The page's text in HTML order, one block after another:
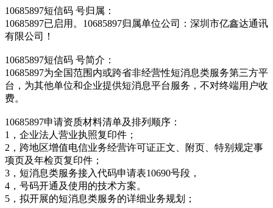
10685897短信码 号归属：
10685897已启用。10685897归属单位公司：深圳市亿鑫达通讯
有限公司！
10685897短信码 号简介：
10685897为全国范围内或跨省非经营性短消息类服务第三方平
台，为其他单位和企业提供短消息平台服务，不对终端用户收
费。
10685897申请资质材料清单及排列顺序：
1，企业法人营业执照复印件；
2，跨地区增值电信业务经营许可证正文、附页、特别规定事
项页及年检页复印件；
3，短消息类服务接入代码申请表10690号段，
4，号码开通及使用的技术方案。
5，拟开展的短消息类服务的详细业务规划；